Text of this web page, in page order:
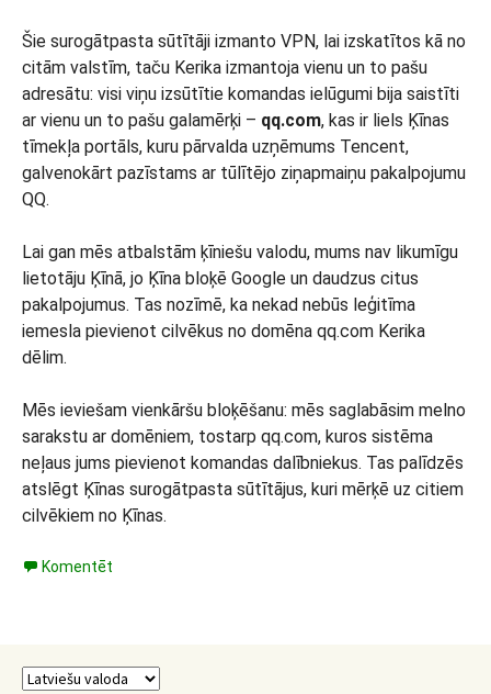
Šie surogātpasta sūtītāji izmanto VPN, lai izskatītos kā no
citām valstīm, taču Kerika izmantoja vienu un to pašu
adresātu: visi viņu izsūtītie komandas ielūgumi bija saistīti
ar vienu un to pašu galamērķi – qq.com, kas ir liels Ķīnas
tīmekļa portāls, kuru pārvalda uzņēmums Tencent,
galvenokārt pazīstams ar tūlītējo ziņapmaiņu pakalpojumu
QQ.
Lai gan mēs atbalstām ķīniešu valodu, mums nav likumīgu
lietotāju Ķīnā, jo Ķīna bloķē Google un daudzus citus
pakalpojumus. Tas nozīmē, ka nekad nebūs leģitīma
iemesla pievienot cilvēkus no domēna qq.com Kerika
dēlim.
Mēs ieviešam vienkāršu bloķēšanu: mēs saglabāsim melno
sarakstu ar domēniem, tostarp qq.com, kuros sistēma
neļaus jums pievienot komandas dalībniekus. Tas palīdzēs
atslēgt Ķīnas surogātpasta sūtītājus, kuri mērķē uz citiem
cilvēkiem no Ķīnas.
Komentēt